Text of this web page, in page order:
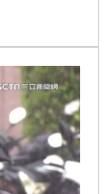
度困頓。
年後，向法
，媽媽未善